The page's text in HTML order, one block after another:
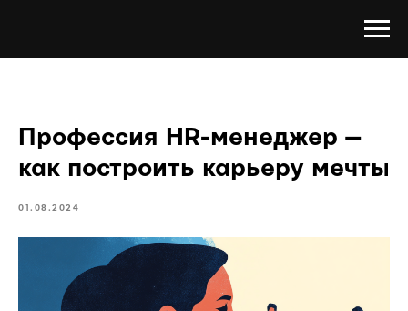
Профессия HR-менеджер —
как построить карьеру мечты
01.08.2024